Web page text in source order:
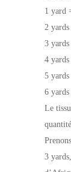
1 yard
2
3
4
5
6
Le
3